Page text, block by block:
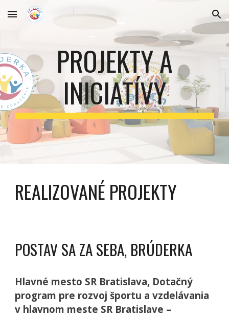
Skip to main content Skip to navigation
PROJEKTY A
INICIATÍVY
REALIZOVANÉ PROJEKTY
POSTAV SA ZA SEBA, BRÚDERKA
Hlavné mesto SR Bratislava, Dotačný
program pre rozvoj športu a vzdelávania
v hlavnom meste SR Bratislave –